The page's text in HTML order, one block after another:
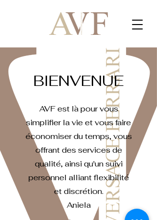
BIENVENUE
AVF est là pour vous
simplifier la vie et vous faire
économiser du temps, vous
offrant des services de
qualité, ainsi qu'un suivi
personnel alliant flexibilité
et discrétion.
Aniela